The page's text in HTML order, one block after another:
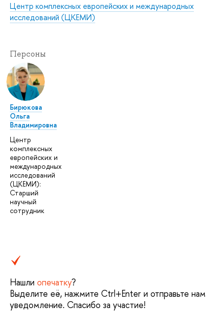
Центр комплексных европейских и международных
исследований (ЦКЕМИ)
Персоны
Бирюкова
Ольга
Владимировна
Центр
комплексных
европейских и
международных
исследований
(ЦКЕМИ):
Старший
научный
сотрудник
Нашли опечатку?
Выделите её, нажмите Ctrl+Enter и отправьте нам
уведомление. Спасибо за участие!